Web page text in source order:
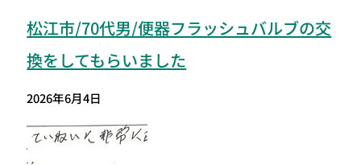
松江市/70代男/便器フラッシュバルブの交
換をしてもらいました
2026年6月4日